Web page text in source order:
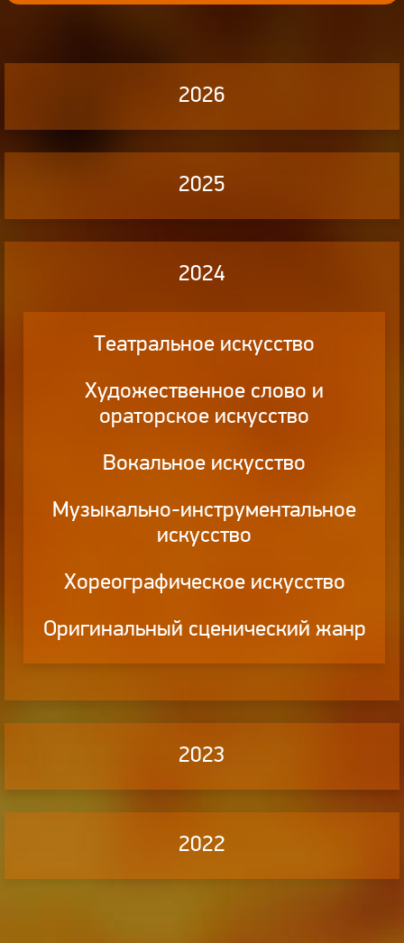
2026
2025
2024
Театральное искусство
Художественное слово и
ораторское искусство
Вокальное искусство
Музыкально-инструментальное
искусство
Хореографическое искусство
Оригинальный сценический жанр
2023
2022